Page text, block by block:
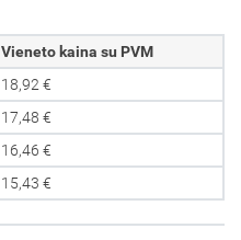
Vieneto kaina su PVM
18,92 €
17,48 €
16,46 €
15,43 €